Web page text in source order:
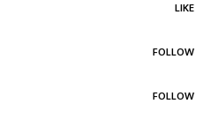
LIKE
FOLLOW
FOLLOW